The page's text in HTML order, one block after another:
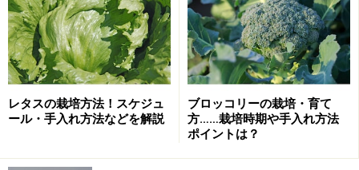
バラの根元にも同じ盛り土が
あたりを覆っていた草は刈り取られ、黒いホクホクとし
た土は掘り起こされ、赤茶色の山土が運び込まれて打ち
固められていきます。これではモグラもたまったもので
はありません。ねぐらを追われて、我が家の庭までたど
り着いたというわけでしょう。モグラの事情もお察しし
ますが、こちらもこれではせっかく一面緑になってきた
レタスの栽培方法！スケジュ
ール・手入れ方法などを解説
ブロッコリーの栽培・育て
方……栽培時期や手入れ方法
ポイントは？